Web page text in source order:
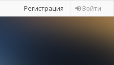
Регистрация Войти